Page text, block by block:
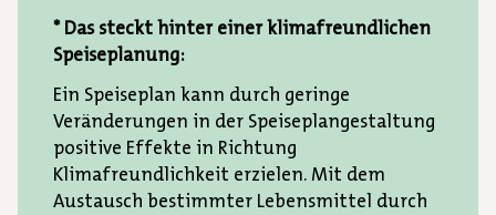
* Das steckt hinter einer klimafreundlichen
Speiseplanung:
Ein Speiseplan kann durch geringe
Veränderungen in der Speiseplangestaltung
positive Effekte in Richtung
Klimafreundlichkeit erzielen. Mit dem
Austausch bestimmter Lebensmittel durch